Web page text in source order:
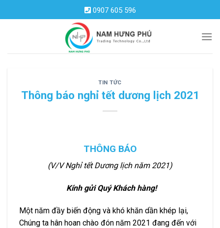
to
0907 605 596
TIN TỨC
Thông báo nghỉ tết dương lịch 2021
THÔNG BÁO
(V/V Nghỉ tết Dương lịch năm 2021)
Kính gửiQuýKhách hàng!
Một năm đầy biến động và khó khăn dần khép lại,
Chúng ta hân hoan chào đón năm 2021 đang đến với